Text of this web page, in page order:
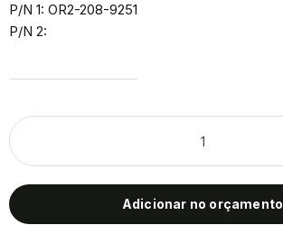
P/N 1: OR2-208-9251
P/N 2:
Adicionar no orçamento